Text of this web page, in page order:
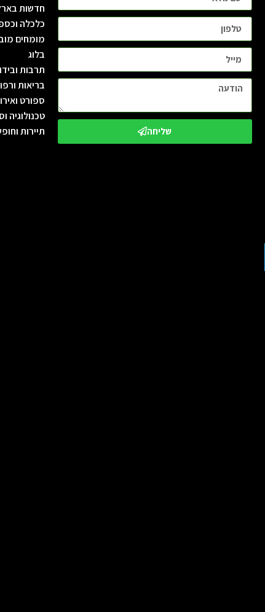
שליחה
חדשות
כלכלה
מומחים
בלוג
תרבות
בריאות
ספורט
טכנולוגיה
תיירות